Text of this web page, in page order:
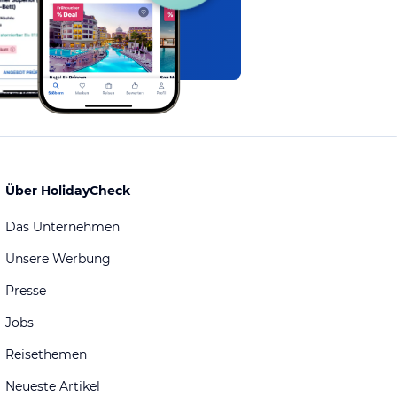
Über HolidayCheck
Das Unternehmen
Unsere Werbung
Presse
Jobs
Reisethemen
Neueste Artikel